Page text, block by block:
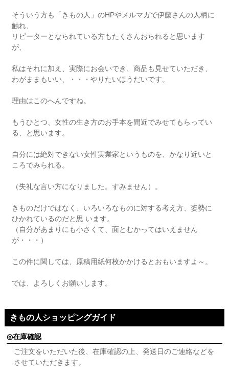
そういう方も「きもの人」のHPやメルマガで伊藤さんの人柄に
触れ、
リピーターとなられている方もたくさんおられると思います
が、
私はそれに加え、実際にお会いでき、商品も見せていただき、
わがままもいい、・・・やりたいほうだいです。
理由はこのへんですね。
もうひとつ、女性の生き方のお手本を間近でみせてもらってい
る、と思います。
自分には絶対できない女性実業家というものを、かなり近いと
ころでみられる。
（失礼な言い方になりました。すみません）。
きものだけではなく、いろいろなものに対する考え方、姿勢に
ひかれているのだと思 います。
（自分があまりにも小さくて、面とむかってはいえません
が・・・）
この件に関しては、原稿用紙何枚かかけるとおもいますよ～。
では、よろしくお願いします。
きもの人ショッピングガイド
在庫確認
ご注文をいただいた後、在庫確認の上、発送日のご連絡などを
させていただきます。